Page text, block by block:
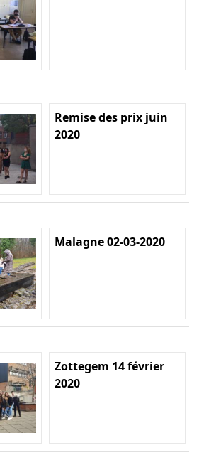
Remise des prix juin
2020
Malagne 02-03-2020
Zottegem 14 février
2020